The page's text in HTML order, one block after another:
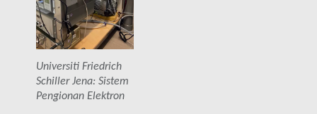
Universiti Friedrich
Schiller Jena: Sistem
Pengionan Elektron